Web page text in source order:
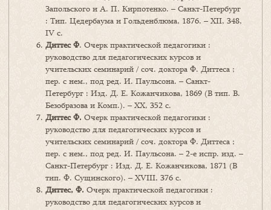
Запольского и А. П. Кирпотенко. – Санкт-Петербург
: Тип. Цедербаума и Гольденблюма, 1876. – XII, 348,
IV с.
Диттес Ф. Очерк практической педагогики :
руководство для педагогических курсов и
учительских семинарий / соч. доктора Ф. Диттеса ;
пер. с нем., под ред. И. Паульсона. – Санкт-
Петербург : Изд. Д. Е. Кожанчикова, 1869 (В тип. В.
Безобразова и Комп.). – ХХ, 352 с.
Диттес Ф. Очерк практической педагогики :
руководство для педагогических курсов и
учительских семинарий / соч. доктора Ф. Диттеса ;
пер. с нем., под ред. И. Паульсона. – 2-е испр. изд. –
Санкт-Петербург : Изд. Д. Е. Кожанчикова, 1871 (В
тип. Ф. Сущинского). – XVIII, 376 с.
Диттес, Ф. Очерк практической педагогики :
руководство для педагогических курсов и